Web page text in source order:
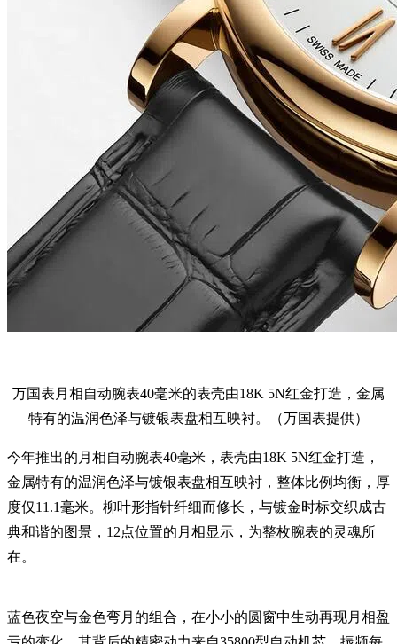
万国表月相自动腕表40毫米的表壳由18K 5N红金打造，金属
特有的温润色泽与镀银表盘相互映衬。（万国表提供）
今年推出的月相自动腕表40毫米，表壳由18K 5N红金打造，
金属特有的温润色泽与镀银表盘相互映衬，整体比例均衡，厚
度仅11.1毫米。柳叶形指针纤细而修长，与镀金时标交织成古
典和谐的图景，12点位置的月相显示，为整枚腕表的灵魂所
在。
蓝色夜空与金色弯月的组合，在小小的圆窗中生动再现月相盈